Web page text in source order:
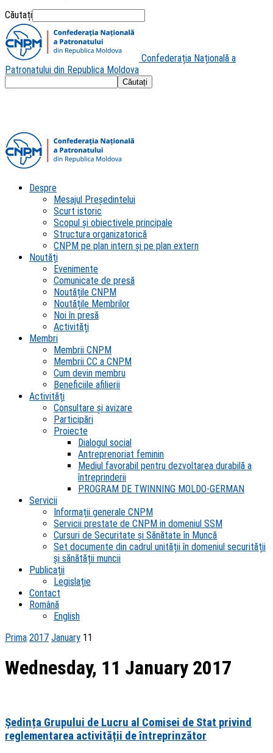
Căutați
Confederația Națională a
Patronatului din Republica Moldova
Despre
Mesajul Președintelui
Scurt istoric
Scopul şi obiectivele principale
Structura organizatorică
CNPM pe plan intern şi pe plan extern
Noutăți
Evenimente
Comunicate de presă
Noutățile CNPM
Noutățile Membrilor
Noi în presă
Activități
Membri
Membrii CNPM
Membrii CC a CNPM
Cum devin membru
Beneficiile afilierii
Activități
Consultare și avizare
Participări
Proiecte
Dialogul social
Antreprenoriat feminin
Mediul favorabil pentru dezvoltarea durabilă a
întreprinderii
PROGRAM DE TWINNING MOLDO-GERMAN
Servicii
Informații generale CNPM
Servicii prestate de CNPM in domeniul SSM
Cursuri de Securitate și Sănătate în Muncă
Set documente din cadrul unității în domeniul securității
și sănătății muncii
Publicații
Legislație
Contact
Română
English
Prima 2017 January 11
Wednesday, 11 January 2017
Ședința Grupului de Lucru al Comisei de Stat privind
reglementarea activității de întreprinzător